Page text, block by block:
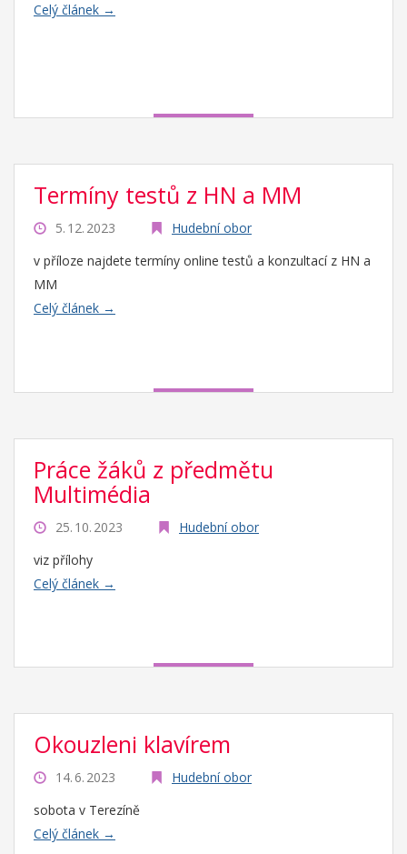
Celý článek →
Termíny testů z HN a MM
5. 12. 2023
Hudební obor
v příloze najdete termíny online testů a konzultací z HN a
MM
Celý článek →
Práce žáků z předmětu
Multimédia
25. 10. 2023
Hudební obor
viz přílohy
Celý článek →
Okouzleni klavírem
14. 6. 2023
Hudební obor
sobota v Terezíně
Celý článek →